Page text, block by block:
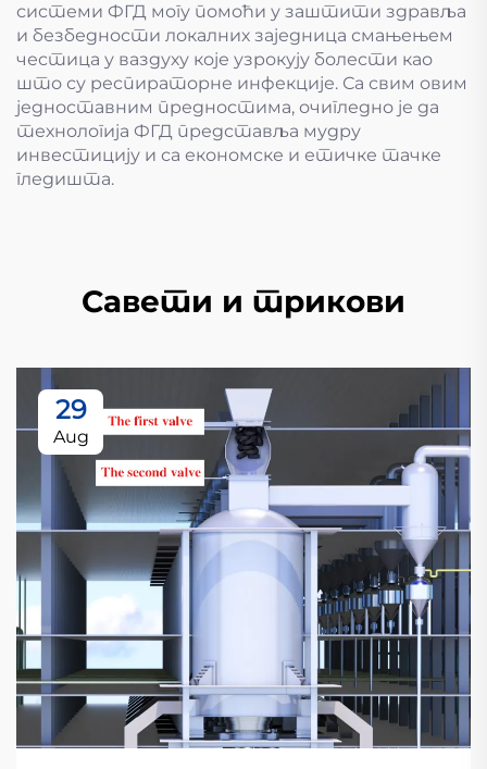
системи ФГД могу помоћи у заштити здравља
и безбедности локалних заједница смањењем
честица у ваздуху које узрокују болести као
што су респираторне инфекције. Са свим овим
једноставним предностима, очигледно је да
технологија ФГД представља мудру
инвестицију и са економске и етичке тачке
гледишта.
Савети и трикови
29
Aug